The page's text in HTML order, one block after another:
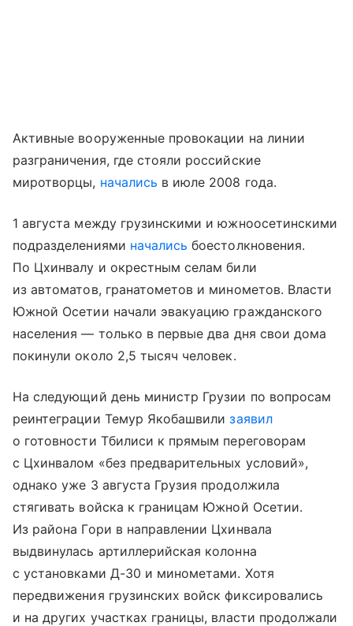
Активные вооруженные провокации на линии
разграничения, где стояли российские
миротворцы, начались в июле 2008 года.
1 августа между грузинскими и южноосетинскими
подразделениями начались боестолкновения.
По Цхинвалу и окрестным селам били
из автоматов, гранатометов и минометов. Власти
Южной Осетии начали эвакуацию гражданского
населения — только в первые два дня свои дома
покинули около 2,5 тысяч человек.
На следующий день министр Грузии по вопросам
реинтеграции Темур Якобашвилизаявил
о готовности Тбилиси к прямым переговорам
с Цхинвалом «без предварительных условий»,
однако уже 3 августа Грузия продолжила
стягивать войска к границам Южной Осетии.
Из района Гори в направлении Цхинвала
выдвинулась артиллерийская колонна
с установками Д-30 и минометами. Хотя
передвижения грузинских войск фиксировались
и на других участках границы, власти продолжали